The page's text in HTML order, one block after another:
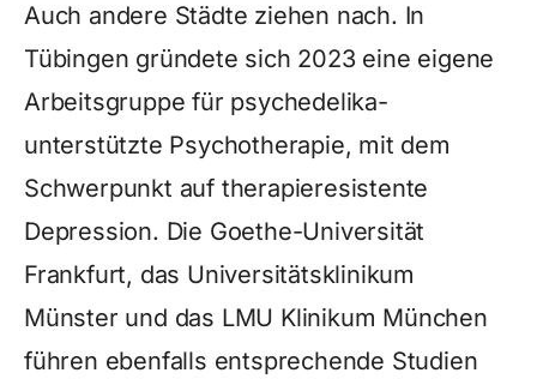
Auch andere Städte ziehen nach. In
Tübingen gründete sich 2023 eine eigene
Arbeitsgruppe für psychedelika-
unterstützte Psychotherapie, mit dem
Schwerpunkt auf therapieresistente
Depression. Die Goethe-Universität
Frankfurt, das Universitätsklinikum
Münster und das LMU Klinikum München
führen ebenfalls entsprechende Studien